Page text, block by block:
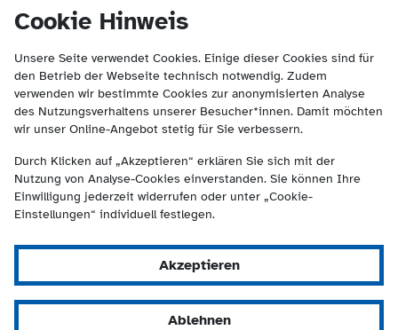
Cookie Hinweis
Unsere Seite verwendet Cookies. Einige dieser Cookies sind für
den Betrieb der Webseite technisch notwendig. Zudem
verwenden wir bestimmte Cookies zur anonymisierten Analyse
des Nutzungsverhaltens unserer Besucher*innen. Damit möchten
wir unser Online-Angebot stetig für Sie verbessern.
Durch Klicken auf „Akzeptieren“ erklären Sie sich mit der
Nutzung von Analyse-Cookies einverstanden. Sie können Ihre
Einwilligung jederzeit widerrufen oder unter „Cookie-
Einstellungen“ individuell festlegen.
Akzeptieren
Ablehnen
springen
(Kontakt und Suche) springen.